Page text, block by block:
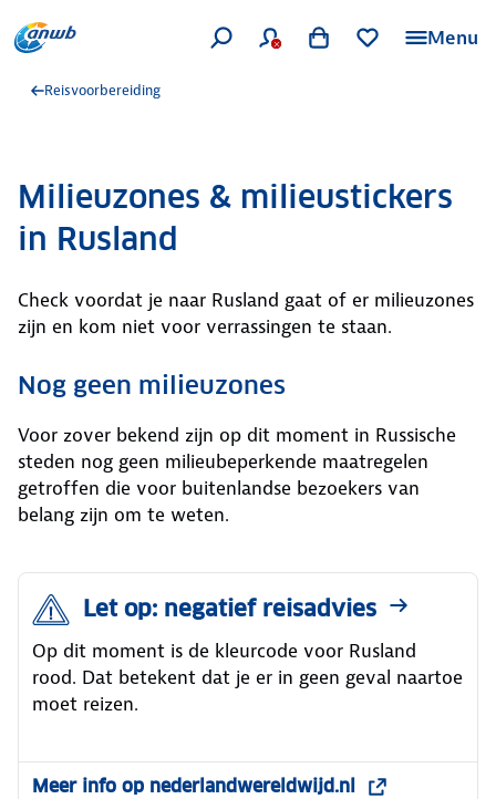
Menu
Reisvoorbereiding
Milieuzones & milieustickers
in Rusland
Check voordat je naar Rusland gaat of er milieuzones
zijn en kom niet voor verrassingen te staan.
Nog geen milieuzones
Voor zover bekend zijn op dit moment in Russische
steden nog geen milieubeperkende maatregelen
getroffen die voor buitenlandse bezoekers van
belang zijn om te weten.
Let op: negatief reisadvies
Op dit moment is de kleurcode voor Rusland
rood. Dat betekent dat je er in geen geval naartoe
moet reizen.
Meer info op nederlandwereldwijd.nl